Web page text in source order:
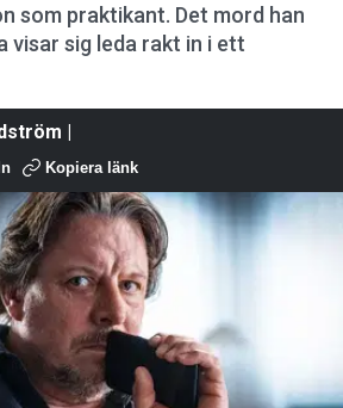
som praktikant. Det mord han
visar sig leda rakt in i ett
|
Kopiera länk